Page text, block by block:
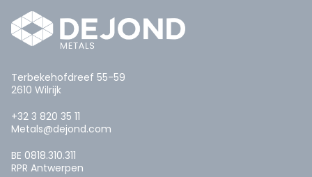
Terbekehofdreef 55-59
2610 Wilrijk
+32 3 820 35 11
Metals@dejond.com
BE 0818.310.311
RPR Antwerpen